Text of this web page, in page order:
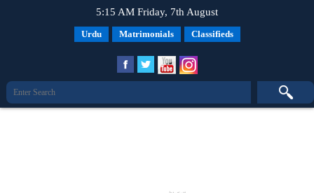
5:15 AM Friday, 7th August
Urdu Matrimonials Classifieds